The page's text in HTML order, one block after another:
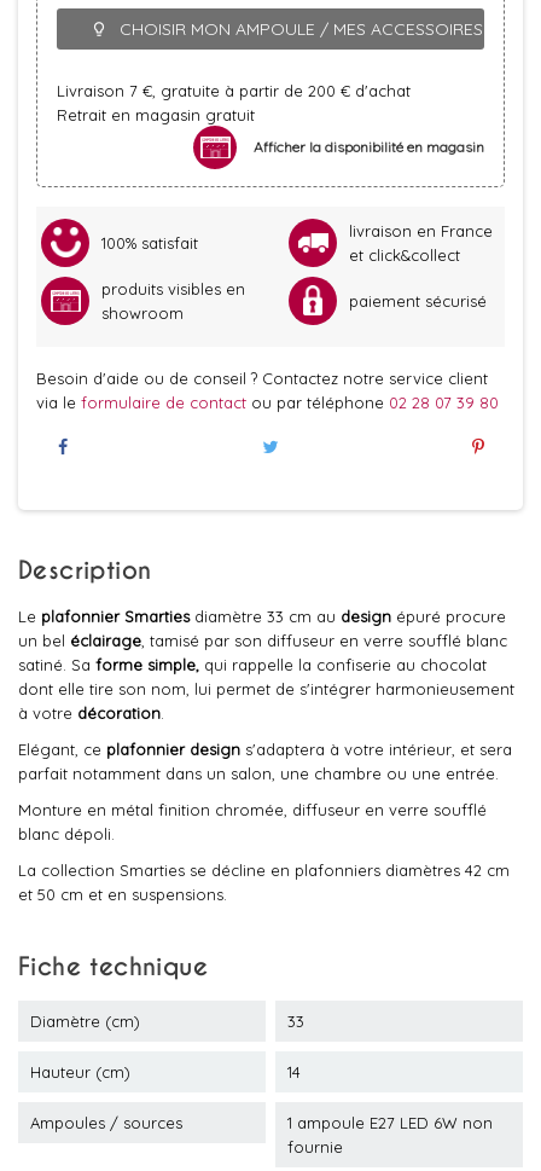
lightbulb_outline CHOISIR MON AMPOULE / MES ACCESSOIRES
Livraison 7 €, gratuite à partir de 200 € d'achat
Retrait en magasin gratuit
Afficher la disponibilité en magasin
100% satisfait
livraison en France
et click&collect
produits visibles en
showroom
paiement sécurisé
Besoin d'aide ou de conseil ? Contactez notre service client
via le formulaire de contact ou par téléphone 02 28 07 39 80
Description
Le plafonnier Smartiesdiamètre 33 cm au design épuré procure
un bel éclairage , tamisé par son diffuseur en verre soufflé blanc
satiné. Sa forme simple, qui rappelle la confiserie au chocolat
dont elle tire son nom, lui permet de s'intégrer harmonieusement
à votre décoration
Elégant, ce plafonnier design s'adaptera à votre intérieur, et sera
parfait notamment dans un salon, une chambre ou une entrée.
Monture en métal finition chromée, diffuseur en verre soufflé
blanc dépoli.
La collection Smarties se décline en plafonniers diamètres 42 cm
et 50 cm et en suspensions.
Fiche technique
Diamètre (cm) 33
Hauteur (cm) 14
Ampoules / sources
1 ampoule E27 LED 6W non
fournie